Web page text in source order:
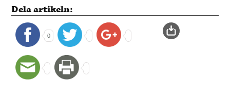
Dela artikeln:
0